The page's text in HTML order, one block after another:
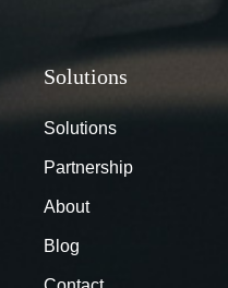
Solutions
Partnership
About
Blog